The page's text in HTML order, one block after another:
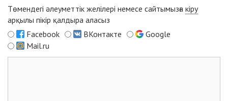
Төмендегі әлеуметтік желілері немесе сайтымызға кіру
арқылы пікір қалдыра аласыз
Facebook
ВКонтакте
Google
Mail.ru